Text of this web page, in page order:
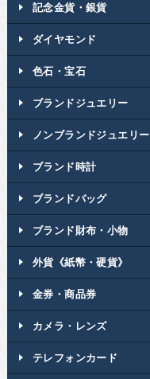
記念金貨・銀貨
ダイヤモンド
色石・宝石
ブランドジュエリー
ノンブランドジュエリー
ブランド時計
ブランドバッグ
ブランド財布・小物
外貨《紙幣・硬貨》
金券・商品券
カメラ・レンズ
テレフォンカード